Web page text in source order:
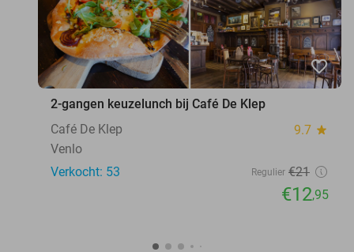
favorite_border
2-gangen keuzelunch bij Café De Klep
Café De Klep
9.7 star
Venlo
Verkocht: 53
Regulier €21
€12,95